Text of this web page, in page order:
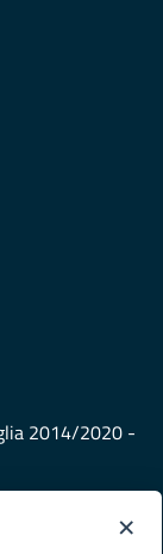
2014/2020 -
×